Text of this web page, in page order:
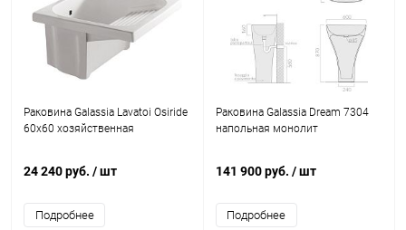
Раковина Galassia Lavatoi Osiride
60x60 хозяйственная
24 240 руб. / шт
Подробнее
Раковина Galassia Dream 7304
напольная монолит
141 900 руб. / шт
Подробнее